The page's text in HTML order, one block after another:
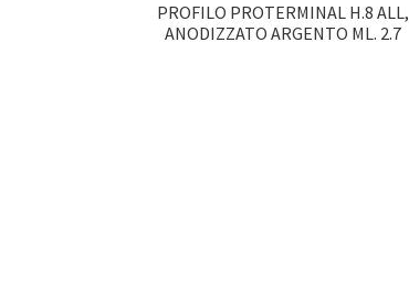
PROFILO PROTERMINAL H.8 ALL,
ANODIZZATO ARGENTO ML. 2.7